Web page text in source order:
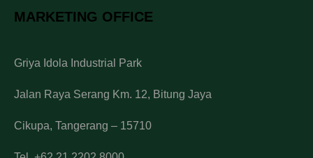
MARKETING OFFICE
Griya Idola Industrial Park
Jalan Raya Serang Km. 12, Bitung Jaya
Cikupa, Tangerang – 15710